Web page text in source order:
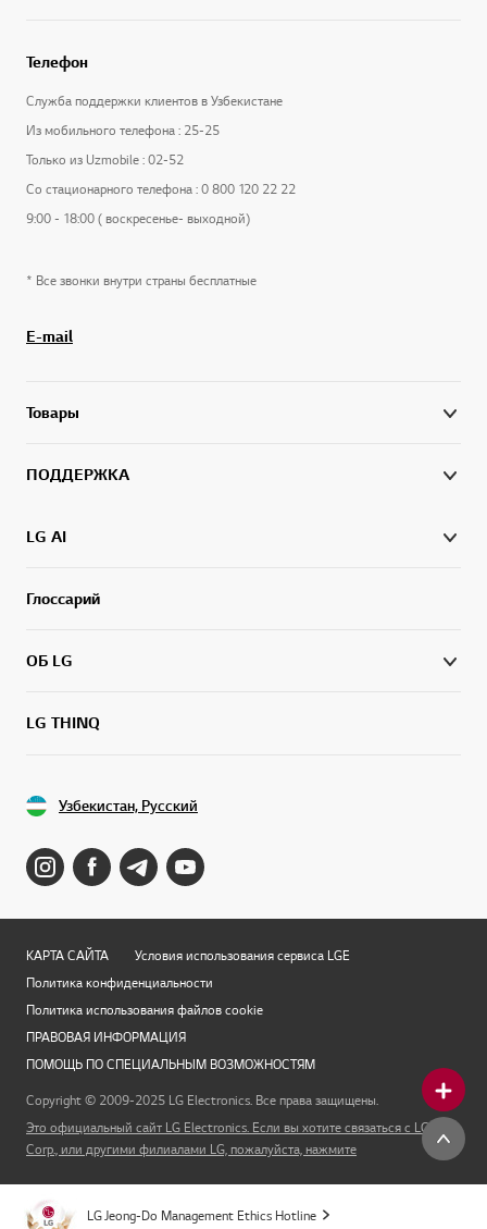
Телефон
Служба поддержки клиентов в Узбекистане
Из мобильного телефона : 25-25
Только из Uzmobile : 02-52
Со стационарного телефона : 0 800 120 22 22
9:00 - 18:00 ( воскресенье- выходной)
* Все звонки внутри страны бесплатные
E-mail
Товары
ПОДДЕРЖКА
LG AI
Глоссарий
ОБ LG
LG THINQ
Узбекистан, Русский
КАРТА САЙТА
Условия использования сервиса LGE
Политика конфиденциальности
Политика использования файлов cookie
ПРАВОВАЯ ИНФОРМАЦИЯ
ПОМОЩЬ ПО СПЕЦИАЛЬНЫМ ВОЗМОЖНОСТЯМ
Copyright © 2009-2025 LG Electronics. Все права защищены.
Это официальный сайт LG Electronics. Если вы хотите связаться с LG
Corp., или другими филиалами LG, пожалуйста, нажмите
LG Jeong-Do Management Ethics Hotline